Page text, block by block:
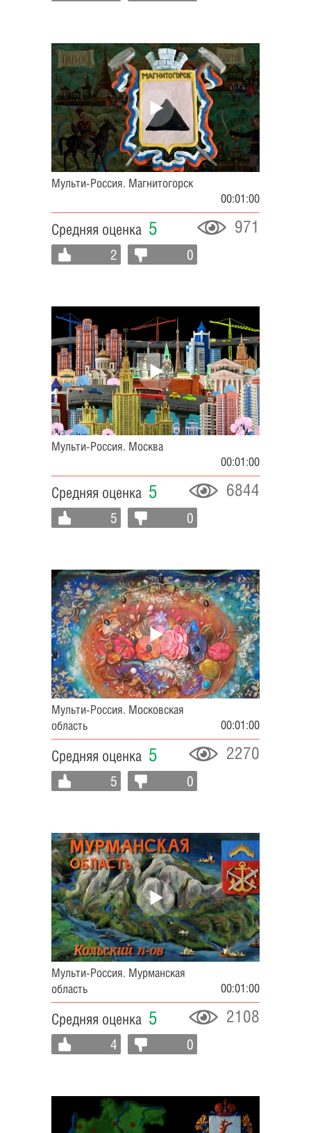
Мульти-Россия. Магнитогорск
00:01:00
Средняя оценка 5 971
2 0
Мульти-Россия. Москва
00:01:00
Средняя оценка 5 6844
5 0
Мульти-Россия. Московская
область
00:01:00
Средняя оценка 5 2270
5 0
Мульти-Россия. Мурманская
область
00:01:00
Средняя оценка 5 2108
4 0